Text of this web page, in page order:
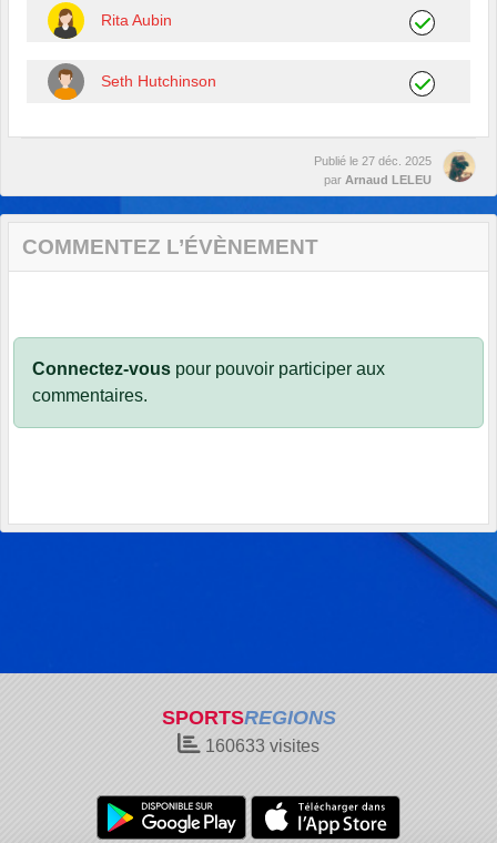
Rita Aubin
Seth Hutchinson
Publié le 27 déc. 2025
par Arnaud LELEU
COMMENTEZ L’ÉVÈNEMENT
Connectez-vous pour pouvoir participer aux
commentaires.
SPORTSREGIONS
160633 visites